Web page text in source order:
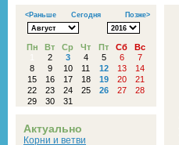
<Раньше Сегодня Позже>
Пн Вт Ср Чт Пт Сб
Вс
2 3 4 5 6
7
8
9 10 11 12 13
14
15
16 17 18 19 20
21
22
23 24 25 26 27
28
29
30 31
Актуально
Корни и ветви